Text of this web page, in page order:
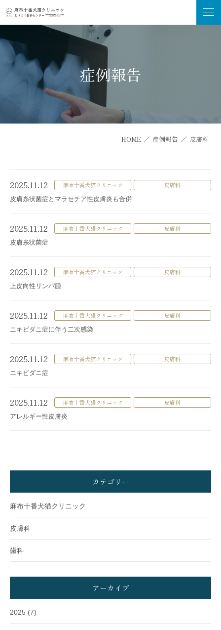
症例報告
HOME ／ 症例報告 ／ 皮膚科
2025.11.12 麻布十番犬猫クリニック 皮膚科
皮膚糸状菌症とマラセチア性皮膚炎も合併
2025.11.12 麻布十番犬猫クリニック 皮膚科
皮膚糸状菌症
2025.11.12 麻布十番犬猫クリニック 皮膚科
上皮向性リンパ腫
2025.11.12 麻布十番犬猫クリニック 皮膚科
ニキビダニ症に伴う二次感染
2025.11.12 麻布十番犬猫クリニック 皮膚科
ニキビダニ症
2025.11.12 麻布十番犬猫クリニック 皮膚科
アレルギー性皮膚炎
カテゴリー
麻布十番犬猫クリニック
皮膚科
歯科
アーカイブ
2025 (7)